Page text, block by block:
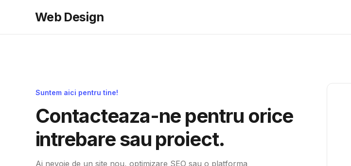
Web Design
Suntem aici pentru tine!
Contacteaza-ne pentru orice
intrebare sau proiect.
Ai nevoie de un site nou, optimizare SEO sau o platforma